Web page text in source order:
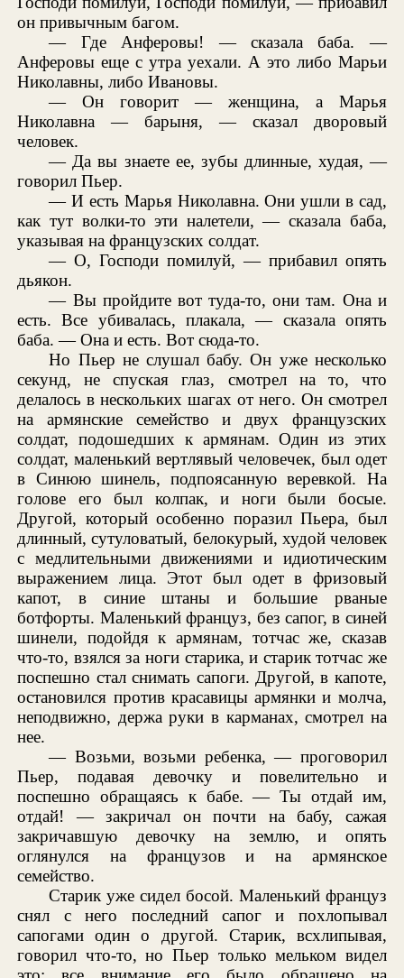
он привычным багом.
— Где Анферовы! — сказала баба. —
Анферовы еще с утра уехали. А это либо Марьи
Николавны, либо Ивановы.
— Он говорит — женщина, а Марья
Николавна — барыня, — сказал дворовый
человек.
— Да вы знаете ее, зубы длинные, худая, —
говорил Пьер.
— И есть Марья Николавна. Они ушли в сад,
как тут волки-то эти налетели, — сказала баба,
указывая на французских солдат.
— О, Господи помилуй, — прибавил опять
дьякон.
— Вы пройдите вот туда-то, они там. Она и
есть. Все убивалась, плакала, — сказала опять
баба. — Она и есть. Вот сюда-то.
Но Пьер не слушал бабу. Он уже несколько
секунд, не спуская глаз, смотрел на то, что
делалось в нескольких шагах от него. Он смотрел
на армянские семейство и двух французских
солдат, подошедших к армянам. Один из этих
солдат, маленький вертлявый человечек, был одет
в Синюю шинель, подпоясанную веревкой. На
голове его был колпак, и ноги были босые.
Другой, который особенно поразил Пьера, был
длинный, сутуловатый, белокурый, худой человек
с медлительными движениями и идиотическим
выражением лица. Этот был одет в фризовый
капот, в синие штаны и большие рваные
ботфорты. Маленький француз, без сапог, в синей
шинели, подойдя к армянам, тотчас же, сказав
что-то, взялся за ноги старика, и старик тотчас же
поспешно стал снимать сапоги. Другой, в капоте,
остановился против красавицы армянки и молча,
неподвижно, держа руки в карманах, смотрел на
нее.
— Возьми, возьми ребенка, — проговорил
Пьер, подавая девочку и повелительно и
поспешно обращаясь к бабе. — Ты отдай им,
отдай! — закричал он почти на бабу, сажая
закричавшую девочку на землю, и опять
оглянулся на французов и на армянское
семейство.
Старик уже сидел босой. Маленький француз
снял с него последний сапог и похлопывал
сапогами один о другой. Старик, всхлипывая,
говорил что-то, но Пьер только мельком видел